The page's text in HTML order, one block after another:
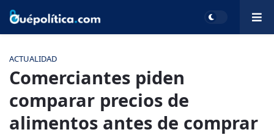
ACTUALIDAD
Comerciantes piden
comparar precios de
alimentos antes de comprar